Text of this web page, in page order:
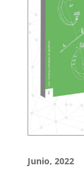
Junio, 2022